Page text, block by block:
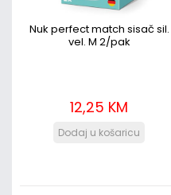
Nuk perfect match sisač sil.
vel. M 2/pak
12,25 KM